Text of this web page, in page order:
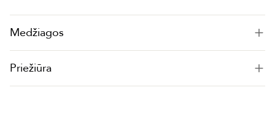
Medžiagos
Priežiūra